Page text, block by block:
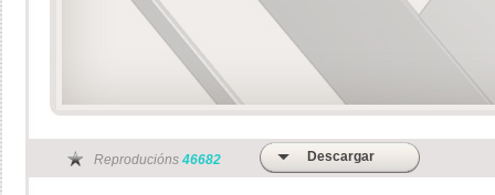
Reproducións 46682 Descargar